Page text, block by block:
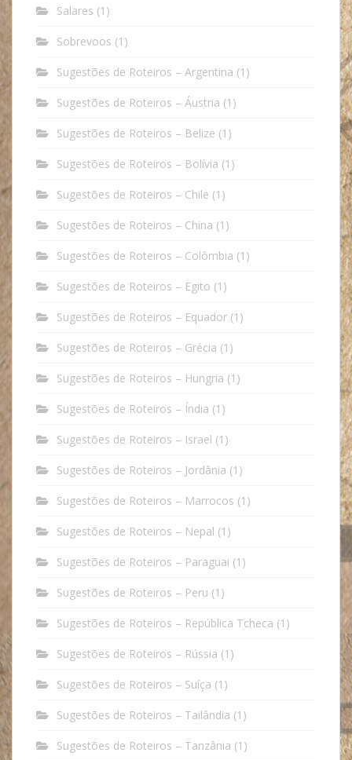
Salares (1)
Sobrevoos (1)
Sugestões de Roteiros – Argentina (1)
Sugestões de Roteiros – Áustria (1)
Sugestões de Roteiros – Belize (1)
Sugestões de Roteiros – Bolívia (1)
Sugestões de Roteiros – Chile (1)
Sugestões de Roteiros – China (1)
Sugestões de Roteiros – Colômbia (1)
Sugestões de Roteiros – Egito (1)
Sugestões de Roteiros – Equador (1)
Sugestões de Roteiros – Grécia (1)
Sugestões de Roteiros – Hungria (1)
Sugestões de Roteiros – Índia (1)
Sugestões de Roteiros – Israel (1)
Sugestões de Roteiros – Jordânia (1)
Sugestões de Roteiros – Marrocos (1)
Sugestões de Roteiros – Nepal (1)
Sugestões de Roteiros – Paraguai (1)
Sugestões de Roteiros – Peru (1)
Sugestões de Roteiros – República Tcheca (1)
Sugestões de Roteiros – Rússia (1)
Sugestões de Roteiros – Suíça (1)
Sugestões de Roteiros – Tailândia (1)
Sugestões de Roteiros – Tanzânia (1)